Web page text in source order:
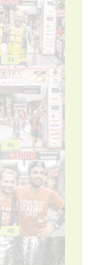
44
46
48